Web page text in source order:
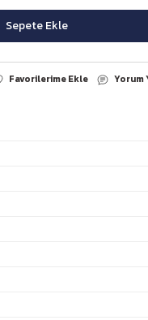
Sepete Ekle